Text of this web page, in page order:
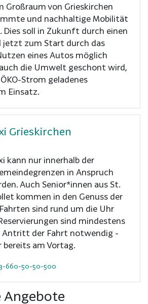
Großraum von Grieskirchen
und nachhaltige Mobilität
Dies soll in Zukunft durch einen
jetzt zum Start durch das
eines Autos möglich
die Umwelt geschont wird,
Strom geladenes
Einsatz.
Grieskirchen
kann nur innerhalb der
in Anspruch
Auch Senior*innen aus St.
kommen in den Genuss der
sind rund um die Uhr
sind mindestens
Antritt der Fahrt notwendig -
bereits am Vortag.
660-50-50-500